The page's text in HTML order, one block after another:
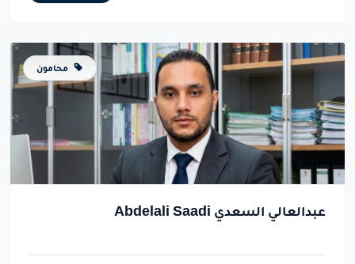
محامون
عبدالعالي السعدي Abdelali Saadi